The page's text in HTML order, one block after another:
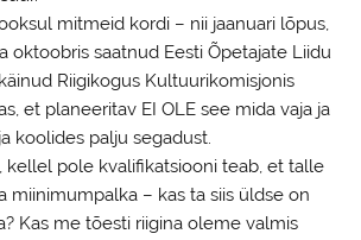
mitmeid kordi – nii jaanuari lõpus,
oktoobris saatnud Eesti Õpetajate Liidu
Riigikogus Kultuurikomisjonis
et planeeritav EI OLE see mida vaja ja
koolides palju segadust.
kellel pole kvalifikatsiooni teab, et talle
miinimumpalka – kas ta siis üldse on
Kas me tõesti riigina oleme valmis